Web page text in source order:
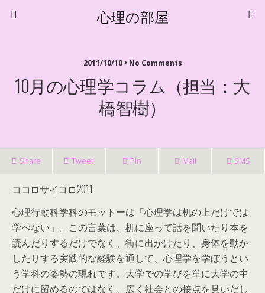
心理の部屋
2011/10/10 • No Comments
10月の心理学コラム（担当：大
橋智樹）
Share Tweet Pin Mail SMS
ココロサイコロ2011
心理行動科学科のモットーは「心理学は机の上だけでは
学べない」。この言葉は、机に座って話を聞いたり本を
読んだりするだけでなく、街に出かけたり、身体を動か
したりする実践的な経験を通して、心理学を学ぼうとい
う学科の姿勢の現れです。大学での学びを単に大学の中
だけに留めるのではなく、広く社会との接点を見いだし